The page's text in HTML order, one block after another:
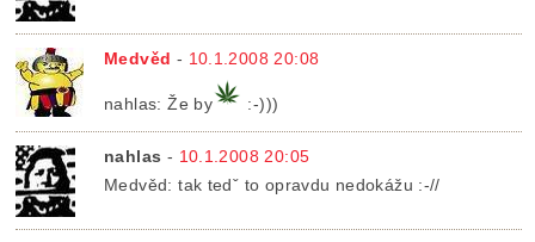
Medvěd - 10.1.2008 20:08
nahlas: Že by :-)))
nahlas - 10.1.2008 20:05
Medvěd: tak tedˇ to opravdu nedokážu :-//